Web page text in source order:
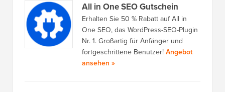
All in One SEO Gutschein
Erhalten Sie 50 % Rabatt auf All in
One SEO, das WordPress-SEO-Plugin
Nr. 1. Großartig für Anfänger und
fortgeschrittene Benutzer!Angebot
ansehen »